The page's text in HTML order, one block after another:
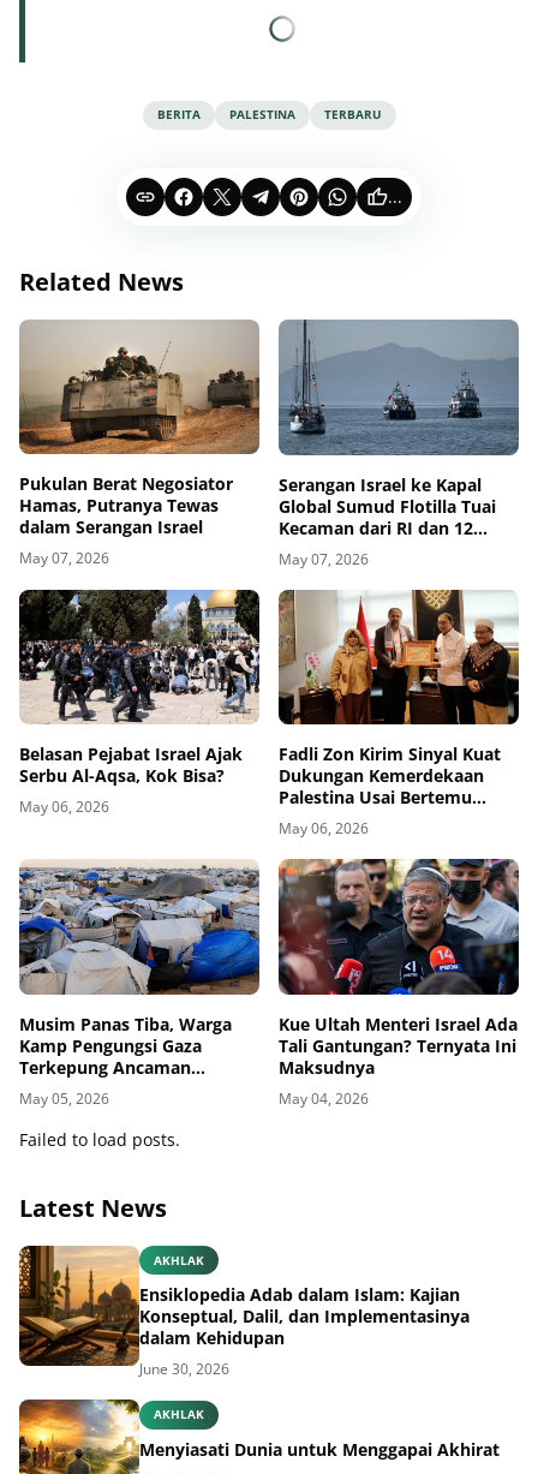
BERITA PALESTINA TERBARU
...
Related News
Pukulan Berat Negosiator
Hamas, Putranya Tewas
dalam Serangan Israel
May 07, 2026
Serangan Israel ke Kapal
Global Sumud Flotilla Tuai
Kecaman dari RI dan 12
Negara
May 07, 2026
Belasan Pejabat Israel Ajak
Serbu Al-Aqsa, Kok Bisa?
May 06, 2026
Fadli Zon Kirim Sinyal Kuat
Dukungan Kemerdekaan
Palestina Usai Bertemu
Delegasi di Kemenbud
May 06, 2026
Musim Panas Tiba, Warga
Kamp Pengungsi Gaza
Terkepung Ancaman
Penyakit Kulit
May 05, 2026
Kue Ultah Menteri Israel Ada
Tali Gantungan? Ternyata Ini
Maksudnya
May 04, 2026
Failed to load posts.
Latest News
AKHLAK
Ensiklopedia Adab dalam Islam: Kajian
Konseptual, Dalil, dan Implementasinya
dalam Kehidupan
June 30, 2026
AKHLAK
Menyiasati Dunia untuk Menggapai Akhirat